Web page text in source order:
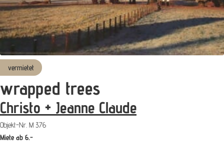
vermietet
wrapped trees
Christo + Jeanne Claude
Objekt-Nr. M 376
Miete ab 6.-